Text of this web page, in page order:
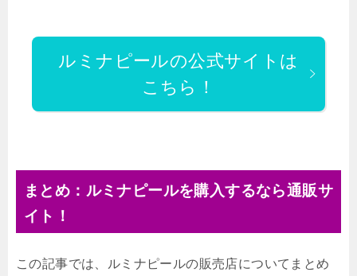
ルミナピールの公式サイトは
こちら！
まとめ：ルミナピールを購入するなら通販サ
イト！
この記事では、ルミナピールの販売店についてまとめ